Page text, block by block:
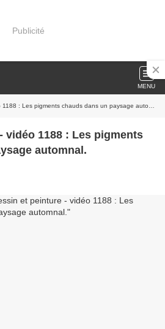
Publicité
MENU
: Les pigments chauds dans un paysage automnal.
vidéo 1188 : Les pigments
automnal.